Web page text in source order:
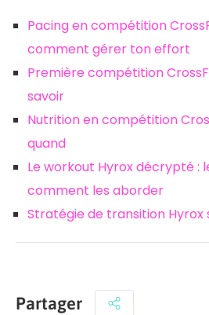
Pacing en compétition
comment gérer ton effort
Première compétition
savoir
Nutrition en compétition
quand
Le workout Hyrox décrypté :
comment les aborder
Stratégie de transition
Partager